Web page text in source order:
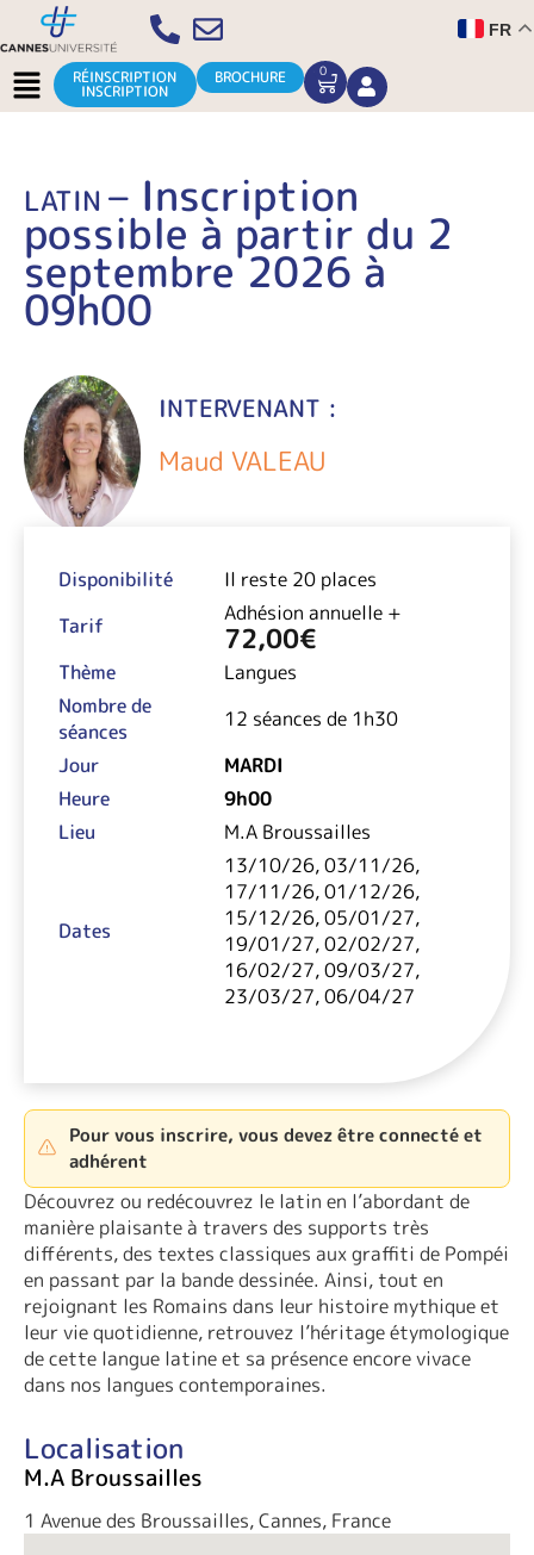
Aller
au
contenu
FR
Menu RÉINSCRIPTION
INSCRIPTION
BROCHURE 0
CART
LATIN – Inscription
possible à partir du 2
septembre 2026 à
09h00
INTERVENANT :
Maud VALEAU
Disponibilité
Il reste 20 places
Tarif
Adhésion annuelle +
72,00€
Thème
Langues
Nombre de
séances
12 séances de 1h30
Jour
MARDI
Heure
9h00
Lieu
M.A Broussailles
Dates
13/10/26, 03/11/26,
17/11/26, 01/12/26,
15/12/26, 05/01/27,
19/01/27, 02/02/27,
16/02/27, 09/03/27,
23/03/27, 06/04/27
Pour vous inscrire, vous devez être connecté et
adhérent
Découvrez ou redécouvrez le latin en l’abordant de
manière plaisante à travers des supports très
différents, des textes classiques aux graffiti de Pompéi
en passant par la bande dessinée. Ainsi, tout en
rejoignant les Romains dans leur histoire mythique et
leur vie quotidienne, retrouvez l’héritage étymologique
de cette langue latine et sa présence encore vivace
dans nos langues contemporaines.
Localisation
M.A Broussailles
1 Avenue des Broussailles, Cannes, France